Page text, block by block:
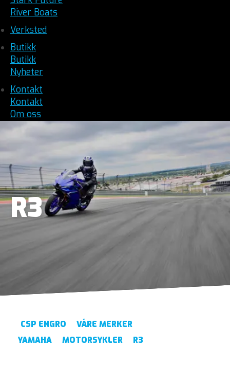
River Boats
Verksted
Butikk
Butikk
Nyheter
Kontakt
Kontakt
Om oss
R3
CSP ENGRO
VÅRE MERKER
YAMAHA
MOTORSYKLER R3